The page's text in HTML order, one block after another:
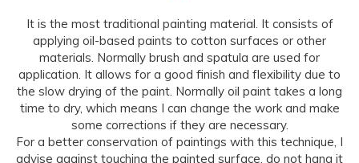
It is the most traditional painting material. It consists of
applying oil-based paints to cotton surfaces or other
materials. Normally brush and spatula are used for
application. It allows for a good finish and flexibility due to
the slow drying of the paint. Normally oil paint takes a long
time to dry, which means I can change the work and make
some corrections if they are necessary.
For a better conservation of paintings with this technique, I
advise against touching the painted surface, do not hang it